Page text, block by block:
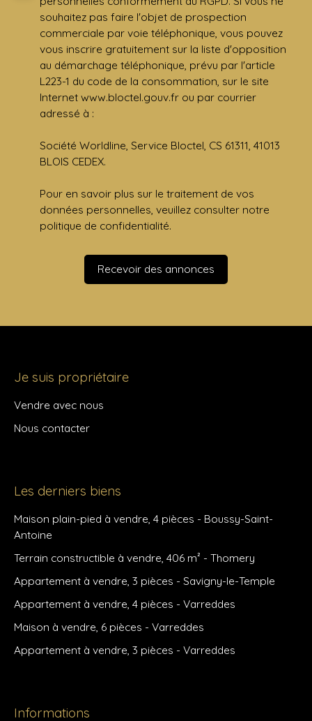
souhaitez pas faire l'objet de prospection
commerciale par voie téléphonique, vous pouvez
vous inscrire gratuitement sur la liste d'opposition
au démarchage téléphonique, prévu par l'article
L223-1 du code de la consommation, sur le site
Internet www.bloctel.gouv.fr ou par courrier
adressé à :
Société Worldline, Service Bloctel, CS 61311, 41013
BLOIS CEDEX.
Pour en savoir plus sur le traitement de vos
données personnelles, veuillez consulter notre
politique de confidentialité.
Recevoir des annonces
Je suis propriétaire
Vendre avec nous
Nous contacter
Les derniers biens
Maison plain-pied à vendre, 4 pièces - Boussy-Saint-
Antoine
Terrain constructible à vendre, 406 m² - Thomery
Appartement à vendre, 3 pièces - Savigny-le-Temple
Appartement à vendre, 4 pièces - Varreddes
Maison à vendre, 6 pièces - Varreddes
Appartement à vendre, 3 pièces - Varreddes
Informations